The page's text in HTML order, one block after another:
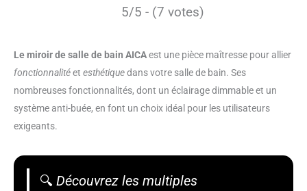
5/5 - (7 votes)
Le miroir de salle de bain AICAest une pièce maîtresse pour allier
fonctionnalitéet esthétiquedans votre salle de bain. Ses
nombreuses fonctionnalités, dont un éclairage dimmable et un
système anti-buée, en font un choix idéal pour les utilisateurs
exigeants.
🔍 Découvrez les multiples